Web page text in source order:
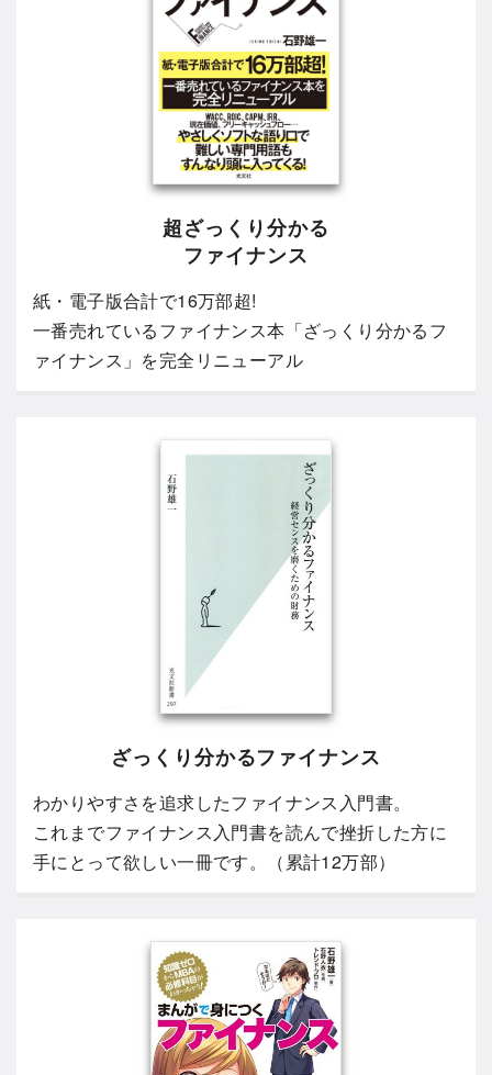
超ざっくり分かる
ファイナンス
紙・電子版合計で16万部超!
一番売れているファイナンス本「ざっくり分かるフ
ァイナンス」を完全リニューアル
ざっくり分かるファイナンス
わかりやすさを追求したファイナンス入門書。
これまでファイナンス入門書を読んで挫折した方に
手にとって欲しい一冊です。（累計12万部）